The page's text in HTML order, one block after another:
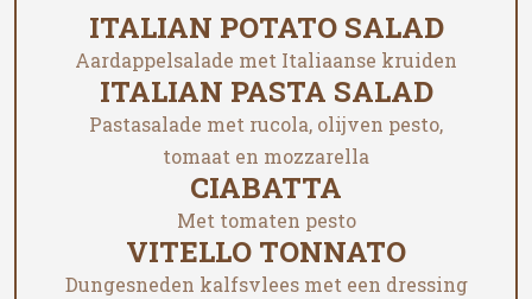
ITALIAN POTATO SALAD
Aardappelsalade met Italiaanse kruiden
ITALIAN PASTA SALAD
Pastasalade met rucola, olijven pesto,
tomaat en mozzarella
CIABATTA
Met tomaten pesto
VITELLO TONNATO
Dungesneden kalfsvlees met een dressing